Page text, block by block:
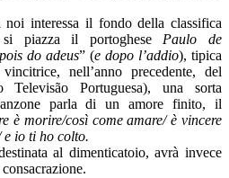
noi interessa il fondo della classifica
piazza il portoghese Paulo de
do adeus” (e dopo l’addio), tipica
nell’anno precedente, del
Portuguesa), una sorta
parla di un amore finito, il
è morire/così come amare/ è vincere
e io ti ho colto.
al dimenticatoio, avrà invece